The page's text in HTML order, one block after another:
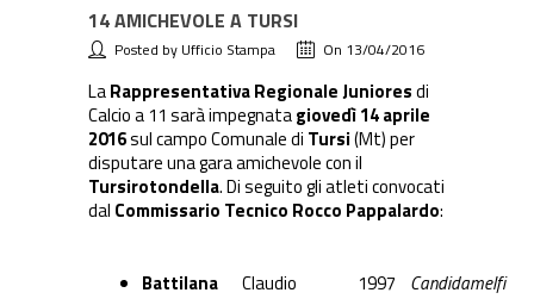
14 AMICHEVOLE A TURSI
Posted by Ufficio Stampa On 13/04/2016
LaRappresentativa Regionale Junioresdi
Calcio a 11 sarà impegnatagiovedì 14 aprile
2016sul campo Comunale di Tursi(Mt) per
disputare una gara amichevole con il
Tursirotondella. Di seguito gli atleti convocati
dal Commissario Tecnico Rocco Pappalardo:
Battilana Claudio 1997 Candidamelfi